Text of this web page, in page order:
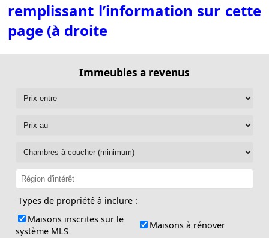
remplissant l’information sur cette
page (à droite
Immeubles a revenus
Types de propriété à inclure :
Maisons inscrites sur le
système MLS
Maisons à rénover